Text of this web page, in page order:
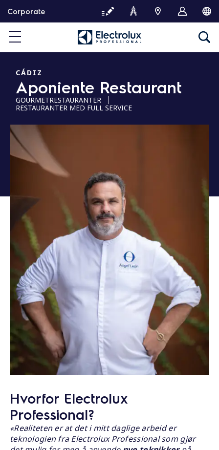
t
Corporate
CÁDIZ
Aponiente Restaurant
GOURMETRESTAURANTER
RESTAURANTER MED FULL SERVICE
Hvorfor Electrolux
Professional?
«Realiteten er at det i mitt daglige arbeid er
teknologien fra Electrolux Professional som gjør